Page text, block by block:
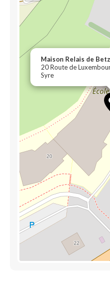
Maison Relais de
20 Route de
Syre